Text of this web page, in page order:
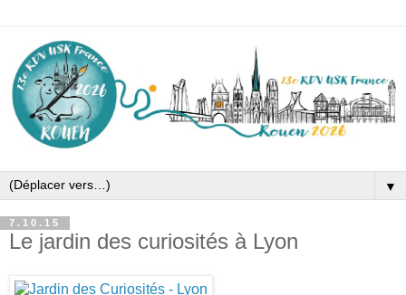
▼
7.10.15
Le jardin des curiosités à Lyon